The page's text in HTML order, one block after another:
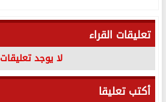
تعليقات القراء
لا يوجد تعليقات
أكتب تعليقا